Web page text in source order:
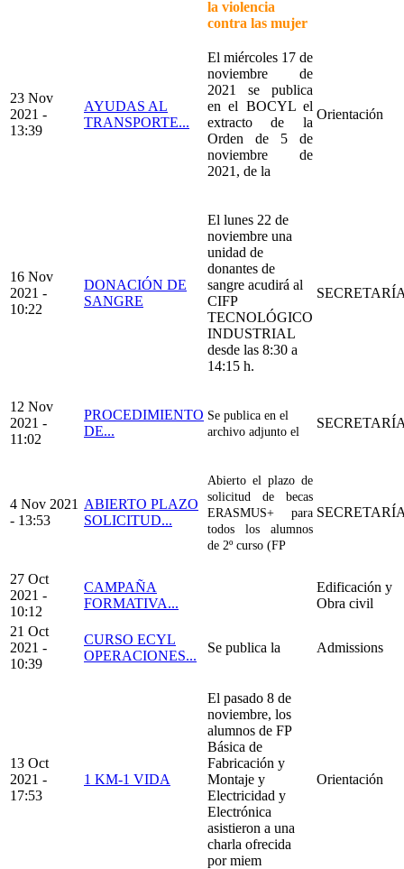
la violencia
contra las mujer
23 Nov
2021 -
13:39
AYUDAS AL
TRANSPORTE...
El miércoles 17 de
noviembre de
2021 se publica
en el BOCYL el
extracto de la
Orden de 5 de
noviembre de
2021, de la
Orientación
16 Nov
2021 -
10:22
DONACIÓN DE
SANGRE
El lunes 22 de
noviembre una
unidad de
donantes de
sangre acudirá al
CIFP
TECNOLÓGICO
INDUSTRIAL
desde las 8:30 a
14:15 h.
12 Nov
2021 -
11:02
PROCEDIMIENTO
DE...
Se publica en el
archivo adjunto el
4 Nov 2021
- 13:53
ABIERTO PLAZO
SOLICITUD...
Abierto el plazo de
solicitud de becas
ERASMUS+ para
todos los alumnos
de 2º curso (FP
27 Oct
2021 -
10:12
CAMPAÑA
FORMATIVA...
Edificación y
Obra civil
21 Oct
2021 -
10:39
CURSO ECYL
OPERACIONES...
Se publica la Admissions
13 Oct
2021 -
17:53
1 KM-1 VIDA
El pasado 8 de
noviembre, los
alumnos de FP
Básica de
Fabricación y
Montaje y
Electricidad y
Electrónica
asistieron a una
charla ofrecida
por miem
Orientación